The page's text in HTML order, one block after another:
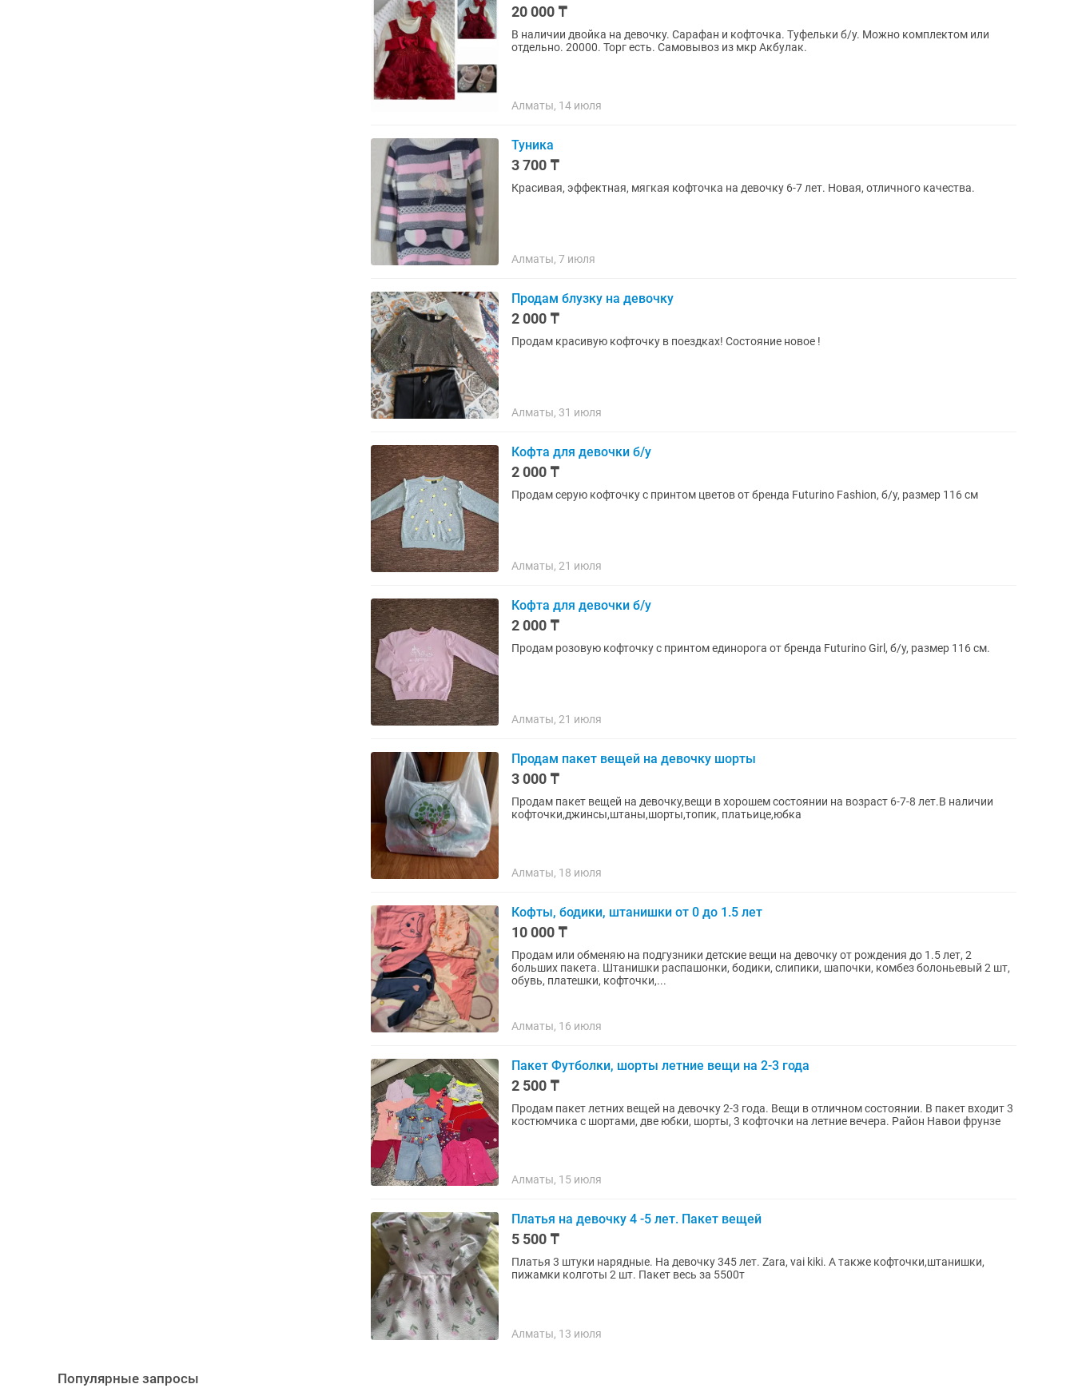
20 000 ₸
В наличии двойка на девочку. Сарафан и кофточка. Туфельки б/у. Можно комплектом или
отдельно. 20000. Торг есть. Самовывоз из мкр Акбулак.
Алматы, 14 июля
Туника
3 700 ₸
Красивая, эффектная, мягкая кофточка на девочку 6-7 лет. Новая, отличного качества.
Алматы, 7 июля
Продам блузку на девочку
2 000 ₸
Продам красивую кофточку в поездках! Состояние новое !
Алматы, 31 июля
Кофта для девочки б/у
2 000 ₸
Продам серую кофточку с принтом цветов от бренда Futurino Fashion, б/у, размер 116 см
Алматы, 21 июля
Кофта для девочки б/у
2 000 ₸
Продам розовую кофточку с принтом единорога от бренда Futurino Girl, б/у, размер 116 см.
Алматы, 21 июля
Продам пакет вещей на девочку шорты
3 000 ₸
Продам пакет вещей на девочку,вещи в хорошем состоянии на возраст 6-7-8 лет.В наличии
кофточки,джинсы,штаны,шорты,топик, платьице,юбка
Алматы, 18 июля
Кофты, бодики, штанишки от 0 до 1.5 лет
10 000 ₸
Продам или обменяю на подгузники детские вещи на девочку от рождения до 1.5 лет, 2
больших пакета. Штанишки распашонки, бодики, слипики, шапочки, комбез болоньевый 2 шт,
обувь, платешки, кофточки,...
Алматы, 16 июля
Пакет Футболки, шорты летние вещи на 2-3 года
2 500 ₸
Продам пакет летних вещей на девочку 2-3 года. Вещи в отличном состоянии. В пакет входит 3
костюмчика с шортами, две юбки, шорты, 3 кофточки на летние вечера. Район Навои фрунзе
Алматы, 15 июля
Платья на девочку 4 -5 лет. Пакет вещей
5 500 ₸
Платья 3 штуки нарядные. На девочку 345 лет. Zara, vai kiki. А также кофточки,штанишки,
пижамки колготы 2 шт. Пакет весь за 5500т
Алматы, 13 июля
Популярные запросы